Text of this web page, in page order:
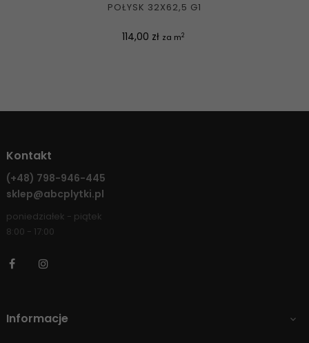
POŁYSK 32X62,5 G1
Cena
114,00 zł za m2
Kontakt
(+48) 798-946-445
sklep@abcplytki.pl
poniedziałek - piątek
8:00 - 17:00
Facebook
Informacje 